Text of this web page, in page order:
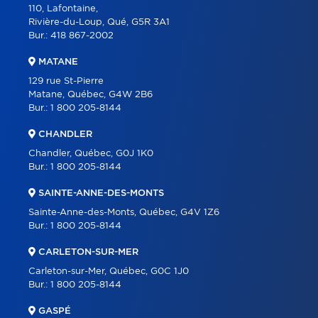
110, Lafontaine,
Rivière-du-Loup, Qué, G5R 3A1
Bur.: 418 867-2002
MATANE
129 rue St-Pierre
Matane, Québec, G4W 2B6
Bur.: 1 800 205-8144
CHANDLER
Chandler, Québec, G0J 1K0
Bur.: 1 800 205-8144
SAINTE-ANNE-DES-MONTS
Sainte-Anne-des-Monts, Québec, G4V 1Z6
Bur.: 1 800 205-8144
CARLETON-SUR-MER
Carleton-sur-Mer, Québec, G0C 1J0
Bur.: 1 800 205-8144
GASPÉ